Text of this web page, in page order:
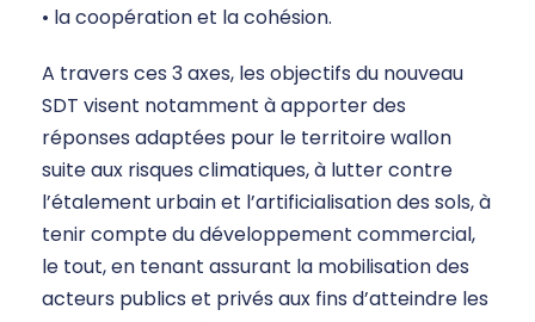
• la coopération et la cohésion.
A travers ces 3 axes, les objectifs du nouveau
SDT visent notamment à apporter des
réponses adaptées pour le territoire wallon
suite aux risques climatiques, à lutter contre
l’étalement urbain et l’artificialisation des sols, à
tenir compte du développement commercial,
le tout, en tenant assurant la mobilisation des
acteurs publics et privés aux fins d’atteindre les